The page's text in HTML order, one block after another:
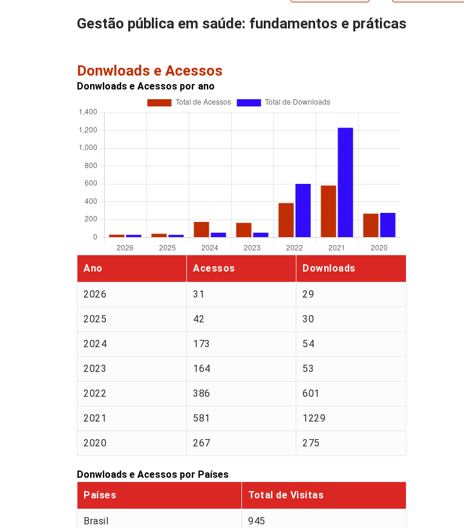
Gestão pública em saúde: fundamentos e práticas
Donwloads e Acessos
Donwloads e Acessos por ano
Ano Acessos Downloads
2026 31 29
2025 42 30
2024 173 54
2023 164 53
2022 386 601
2021 581 1229
2020 267 275
Donwloads e Acessos por Países
Países
Total de Visitas
Brasil 945